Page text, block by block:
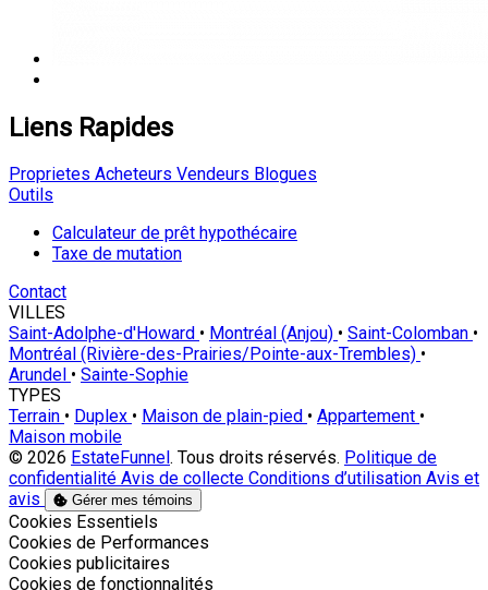
Liens Rapides
Proprietes Acheteurs Vendeurs Blogues
Outils
Calculateur de prêt hypothécaire
Taxe de mutation
Contact
VILLES
Saint-Adolphe-d'Howard • Montréal (Anjou) • Saint-Colomban •
Montréal (Rivière-des-Prairies/Pointe-aux-Trembles) •
Arundel • Sainte-Sophie
TYPES
Terrain • Duplex • Maison de plain-pied • Appartement •
Maison mobile
© 2026 EstateFunnel . Tous droits réservés. Politique de
confidentialité Avis de collecte Conditions d’utilisation Avis et
avis
Gérer mes témoins
Activer
Cookies Essentiels
Activer
Cookies de Performances
Activer
Cookies publicitaires
Activer
Cookies de fonctionnalités